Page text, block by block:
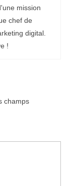
mission
chef de
digital.
!
champs